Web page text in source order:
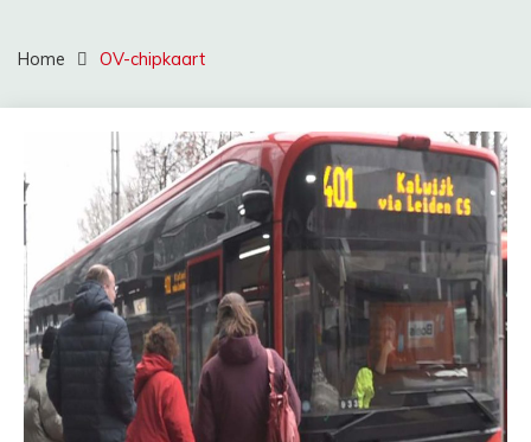
Home OV-chipkaart